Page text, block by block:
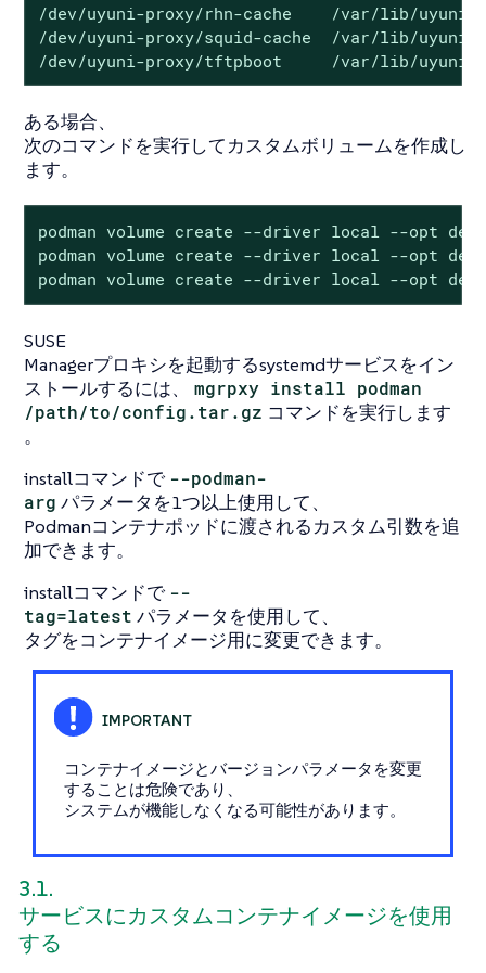
/dev/uyuni-proxy/rhn-cache    /var/lib/uyuni/proxy-
/dev/uyuni-proxy/squid-cache  /var/lib/uyuni/proxy-
ある場合、
次のコマンドを実行してカスタムボリュームを作成し
ます。
podman volume create --driver local --opt
podman volume create --driver local --opt
podman volume create --driver local --opt
SUSE
Managerプロキシを起動するsystemdサービスをイン
ストールするには、
mgrpxy install podman
/path/to/config.tar.gz コマンドを実行します
。
installコマンドで --podman-
arg パラメータを1つ以上使用して、
Podmanコンテナポッドに渡されるカスタム引数を追
加できます。
installコマンドで --
tag=latest パラメータを使用して、
タグをコンテナイメージ用に変更できます。
コンテナイメージとバージョンパラメータを変更
することは危険であり、
システムが機能しなくなる可能性があります。
3.1.
サービスにカスタムコンテナイメージを使用
する